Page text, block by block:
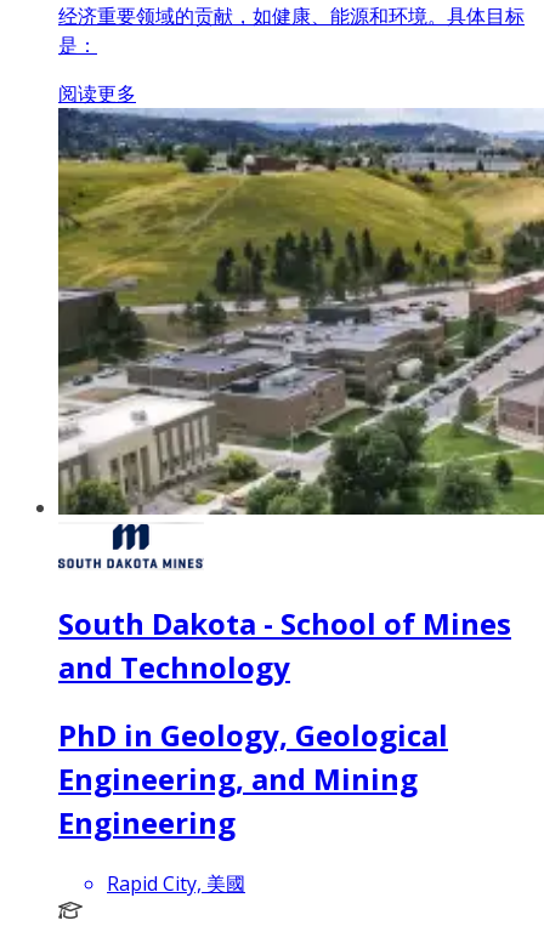
经济重要领域的贡献，如健康、能源和环境。具体目标
是：
阅读更多
South Dakota - School of Mines
and Technology
PhD in Geology, Geological
Engineering, and Mining
Engineering
Rapid City, 美國